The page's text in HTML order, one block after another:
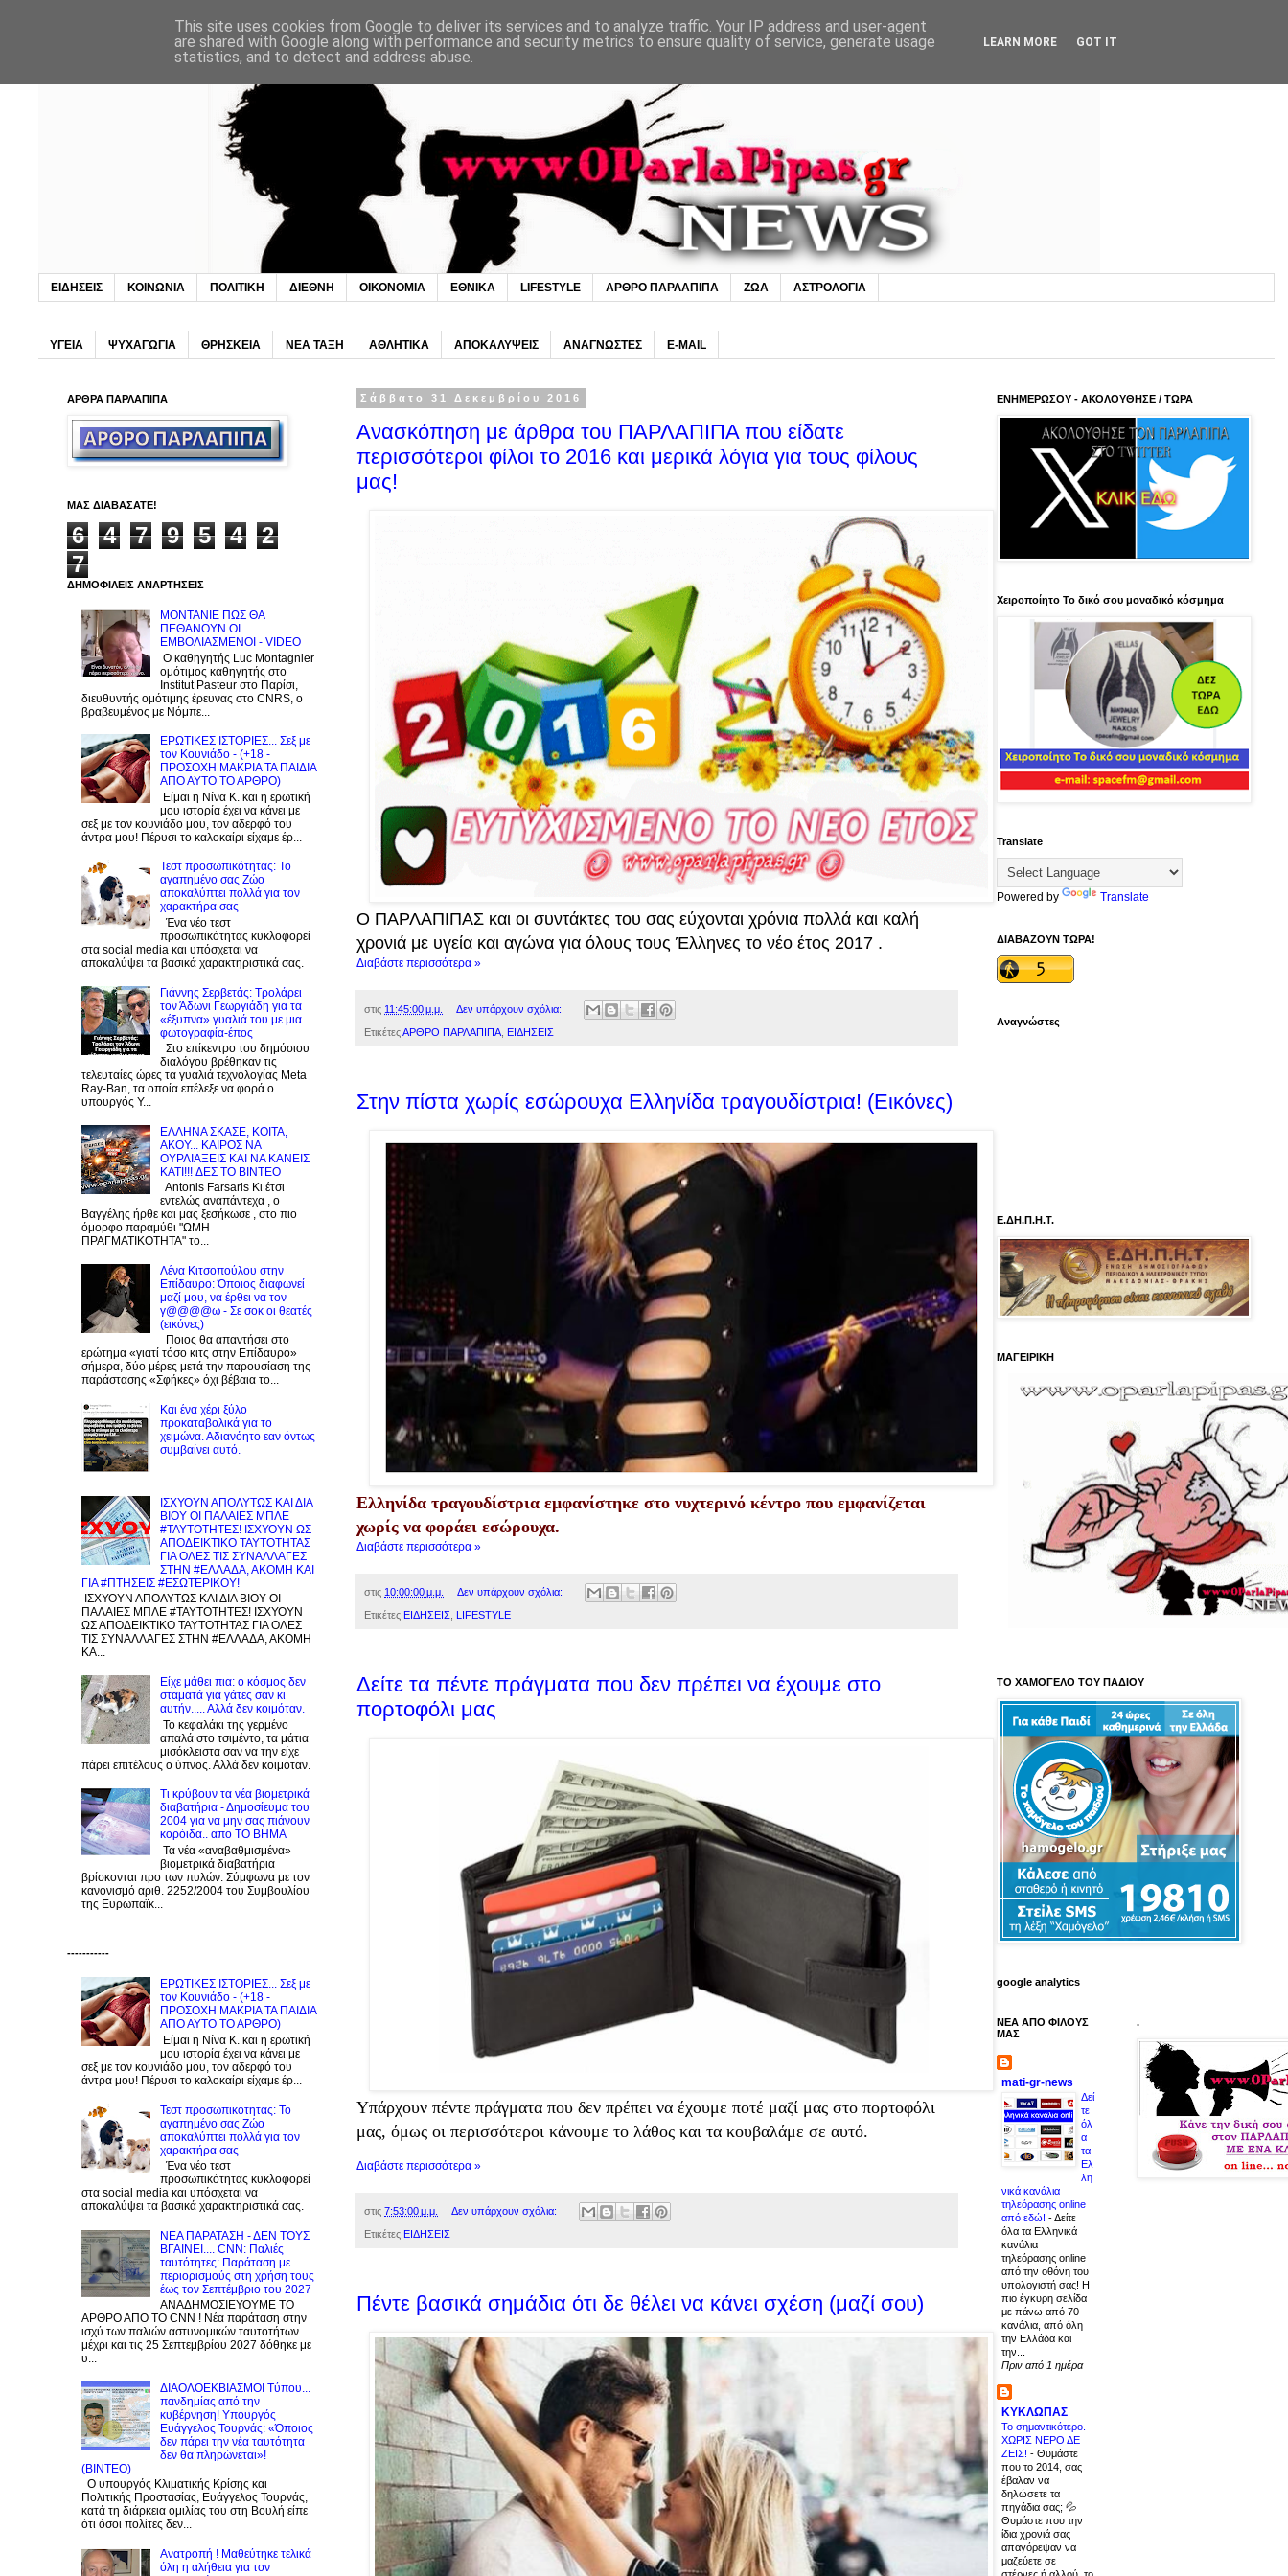
ΕΙΔΗΣΕΙΣ ΚΟΙΝΩΝΙΑ ΠΟΛΙΤΙΚΗ ΔΙΕΘΝΗ ΟΙΚΟΝΟΜΙΑ ΕΘΝΙΚΑ LIFESTYLE ΑΡΘΡΟ ΠΑΡΛΑΠΙΠΑ ΖΩΑ ΑΣΤΡΟΛΟΓΙΑ
ΥΓΕΙΑ ΨΥΧΑΓΩΓΙΑ ΘΡΗΣΚΕΙΑ ΝΕΑ ΤΑΞΗ ΑΘΛΗΤΙΚΑ ΑΠΟΚΑΛΥΨΕΙΣ ΑΝΑΓΝΩΣΤΕΣ E-MAIL
Σάββατο 31 Δεκεμβρίου 2016
Ανασκόπηση με άρθρα του ΠΑΡΛΑΠΙΠΑ που είδατε
περισσότεροι φίλοι το 2016 και μερικά λόγια για τους φίλους
μας!
Ο ΠΑΡΛΑΠΙΠΑΣ και οι συντάκτες του σας εύχονται χρόνια πολλά και καλή
χρονιά με υγεία και αγώνα για όλους τους Έλληνες το νέο έτος 2017 .
Διαβάστε περισσότερα »
στις 11:45:00 μ.μ. Δεν υπάρχουν σχόλια:
ΕτικέτεςΑΡΘΡΟ ΠΑΡΛΑΠΙΠΑ ΕΙΔΗΣΕΙΣ
Στην πίστα χωρίς εσώρουχα Ελληνίδα τραγουδίστρια! (Εικόνες)
Ελληνίδα τραγουδίστρια εμφανίστηκε στο νυχτερινό κέντρο που εμφανίζεται
χωρίς να φοράει εσώρουχα.
Διαβάστε περισσότερα »
στις 10:00:00 μ.μ. Δεν υπάρχουν σχόλια:
Ετικέτες ΕΙΔΗΣΕΙΣ, LIFESTYLE
Δείτε τα πέντε πράγματα που δεν πρέπει να έχουμε στο
πορτοφόλι μας
Υπάρχουν πέντε πράγματα που δεν πρέπει να έχουμε ποτέ μαζί μας στο πορτοφόλι
μας, όμως οι περισσότεροι κάνουμε το λάθος και τα κουβαλάμε σε αυτό.
Διαβάστε περισσότερα »
στις 7:53:00 μ.μ. Δεν υπάρχουν σχόλια:
Ετικέτες ΕΙΔΗΣΕΙΣ
Πέντε βασικά σημάδια ότι δε θέλει να κάνει σχέση (μαζί σου)
ΑΡΘΡΑ ΠΑΡΛΑΠΙΠΑ
ΜΑΣ ΔΙΑΒΑΣΑΤΕ!
6 4 7 9 5 4
2
7
ΔΗΜΟΦΙΛΕΙΣ ΑΝΑΡΤΗΣΕΙΣ
ΜΟΝΤΑΝΙΕ ΠΩΣ ΘΑ
ΠΕΘΑΝΟΥΝ ΟΙ
ΕΜΒΟΛΙΑΣΜΕΝΟΙ - VIDEO
Ο καθηγητής Luc Montagnier
ομότιμος καθηγητής στο
Institut Pasteur στο Παρίσι,
διευθυντής ομότιμης έρευνας στο CNRS, o
βραβευμένος με Νόμπε...
ΕΡΩΤΙΚΕΣ ΙΣΤΟΡΙΕΣ... Σεξ με
τον Kουνιάδο - (+18 -
ΠΡΟΣΟΧΗ ΜΑΚΡΙΑ ΤΑ ΠΑΙΔΙΑ
ΑΠΟ ΑΥΤΟ ΤΟ ΑΡΘΡΟ)
Είμαι η Νίνα Κ. και η ερωτική
μου ιστορία έχει να κάνει με
σεξ με τον κουνιάδο μου, τον αδερφό του
άντρα μου! Πέρυσι το καλοκαίρι είχαμε έρ...
Τεστ προσωπικότητας: Το
αγαπημένο σας Zώο
αποκαλύπτει πολλά για τον
χαρακτήρα σας
Ένα νέο τεστ
προσωπικότητας κυκλοφορεί
στα social media και υπόσχεται να
αποκαλύψει τα βασικά χαρακτηριστικά σας.
Γιάννης Σερβετάς: Τρολάρει
τον Άδωνι Γεωργιάδη για τα
«έξυπνα» γυαλιά του με μια
φωτογραφία-έπος
Στο επίκεντρο του δημόσιου
διαλόγου βρέθηκαν τις
τελευταίες ώρες τα γυαλιά τεχνολογίας Meta
Ray-Ban, τα οποία επέλεξε να φορά ο
υπουργός Υ...
EΛΛΗΝΑ ΣΚΑΣΕ, ΚΟΙΤΑ,
ΑΚΟΥ... ΚΑΙΡΟΣ ΝΑ
ΟΥΡΛIAΞΕΙΣ ΚΑΙ ΝΑ ΚΑΝΕΙΣ
KATI!!! ΔΕΣ TO BINTEO
Antonis Farsaris Κι έτσι
εντελώς αναπάντεχα , ο
Βαγγέλης ήρθε και μας ξεσήκωσε , στο πιο
όμορφο παραμύθι "ΩΜΗ
ΠΡΑΓΜΑΤΙΚΟΤΗΤΑ" το...
Λένα Κιτσοπούλου στην
Επίδαυρο: Όποιος διαφωνεί
μαζί μου, να έρθει να τον
γ@@@@ω - Σε σοκ οι θεατές
(εικόνες)
Ποιος θα απαντήσει στο
ερώτημα «γιατί τόσο κιτς στην Επίδαυρο»
σήμερα, δύο μέρες μετά την παρουσίαση της
παράστασης «Σφήκες» όχι βέβαια το...
Και ένα χέρι ξύλο
προκαταβολικά για το
χειμώνα. Αδιανόητο εαν όντως
συμβαίνει αυτό.
ΙΣΧΥΟΥΝ ΑΠΟΛΥΤΩΣ ΚΑΙ ΔΙΑ
ΒΙΟΥ ΟΙ ΠΑΛΑΙΕΣ ΜΠΛΕ
#ΤΑΥΤΟΤΗΤΕΣ! ΙΣΧΥΟΥΝ ΩΣ
ΑΠΟΔΕΙΚΤΙΚΟ ΤΑΥΤΟΤΗΤΑΣ
ΓΙΑ ΟΛΕΣ ΤΙΣ ΣΥΝΑΛΛΑΓΕΣ
ΣΤΗΝ #ΕΛΛΑΔΑ, ΑΚΟΜΗ ΚΑΙ
ΓΙΑ #ΠΤΗΣΕΙΣ #ΕΣΩΤΕΡΙΚΟΥ!
ΙΣΧΥΟΥΝ ΑΠΟΛΥΤΩΣ ΚΑΙ ΔΙΑ ΒΙΟΥ ΟΙ
ΠΑΛΑΙΕΣ ΜΠΛΕ #ΤΑΥΤΟΤΗΤΕΣ! ΙΣΧΥΟΥΝ
ΩΣ ΑΠΟΔΕΙΚΤΙΚΟ ΤΑΥΤΟΤΗΤΑΣ ΓΙΑ ΟΛΕΣ
ΤΙΣ ΣΥΝΑΛΛΑΓΕΣ ΣΤΗΝ #ΕΛΛΑΔΑ, ΑΚΟΜΗ
ΚΑ...
Είχε μάθει πια: ο κόσμος δεν
σταματά για γάτες σαν κι
αυτήν..... Αλλά δεν κοιμόταν.
Το κεφαλάκι της γερμένο
απαλά στο τσιμέντο, τα μάτια
μισόκλειστα σαν να την είχε
πάρει επιτέλους ο ύπνος. Αλλά δεν κοιμόταν.
Τι κρύβουν τα νέα βιομετρικά
διαβατήρια - Δημοσίευμα του
2004 για να μην σας πιάνουν
κορόιδα.. απο ΤΟ ΒΗΜΑ
Τα νέα «αναβαθμισμένα»
βιομετρικά διαβατήρια
βρίσκονται προ των πυλών. Σύμφωνα με τον
κανονισμό αριθ. 2252/2004 του Συμβουλίου
της Ευρωπαϊκ...
-----------
ΕΡΩΤΙΚΕΣ ΙΣΤΟΡΙΕΣ... Σεξ με
τον Kουνιάδο - (+18 -
ΠΡΟΣΟΧΗ ΜΑΚΡΙΑ ΤΑ ΠΑΙΔΙΑ
ΑΠΟ ΑΥΤΟ ΤΟ ΑΡΘΡΟ)
Είμαι η Νίνα Κ. και η ερωτική
μου ιστορία έχει να κάνει με
σεξ με τον κουνιάδο μου, τον αδερφό του
άντρα μου! Πέρυσι το καλοκαίρι είχαμε έρ...
Τεστ προσωπικότητας: Το
αγαπημένο σας Zώο
αποκαλύπτει πολλά για τον
χαρακτήρα σας
Ένα νέο τεστ
προσωπικότητας κυκλοφορεί
στα social media και υπόσχεται να
αποκαλύψει τα βασικά χαρακτηριστικά σας.
NEA ΠΑΡΑΤΑΣΗ - ΔΕΝ ΤΟΥΣ
ΒΓΑΙΝΕΙ.... CNN: Παλιές
ταυτότητες: Παράταση με
περιορισμούς στη χρήση τους
έως τον Σεπτέμβριο του 2027
ΑΝΑΔΗΜΟΣΙΕΥΟΥΜΕ ΤΟ
ΑΡΘΡΟ ΑΠΟ ΤΟ CNN ! Νέα παράταση στην
ισχύ των παλιών αστυνομικών ταυτοτήτων
μέχρι και τις 25 Σεπτεμβρίου 2027 δόθηκε με
υ...
ΔΙΑΟΛΟΕΚΒΙΑΣΜΟΙ Tύπου...
πανδημίας από την
κυβέρνηση! Υπουργός
Ευάγγελος Τουρνάς: «Όποιος
δεν πάρει την νέα ταυτότητα
δεν θα πληρώνεται»!
(BINTEO)
Ο υπουργός Κλιματικής Κρίσης και
Πολιτικής Προστασίας, Ευάγγελος Τουρνάς,
κατά τη διάρκεια ομιλίας του στη Βουλή είπε
ότι όσοι πολίτες δεν...
Ανατροπή ! Mαθεύτηκε τελικά
όλη η αλήθεια για τον
ΕΝΗΜΕΡΩΣΟΥ - ΑΚΟΛΟΥΘΗΣΕ / ΤΩΡΑ
Χειροποίητο Το δικό σου μοναδικό κόσμημα
Translate
Powered by Translate
ΔΙΑΒΑΖΟΥΝ ΤΩΡΑ!
Αναγνώστες
Ε.ΔΗ.Π.Η.Τ.
ΜΑΓΕΙΡΙΚΗ
ΤΟ ΧΑΜΟΓΕΛΟ ΤΟΥ ΠΑΔΙΟΥ
google analytics
ΝΕΑ ΑΠΟ ΦΙΛΟΥΣ
ΜΑΣ
mati-gr-news
Δεί
τε
όλ
α
τα
Ελ
λη
νικά κανάλια
τηλεόρασης online
από εδώ! -Δείτε
όλα τα Ελληνικά
κανάλια
τηλεόρασης online
από την οθόνη του
υπολογιστή σας! Η
πιο έγκυρη σελίδα
με πάνω από 70
κανάλια, από όλη
την Ελλάδα και
την...
Πριν από 1 ημέρα
ΚΥΚΛΩΠΑΣ
Το σημαντικότερο.
ΧΩΡΙΣ ΝΕΡΟ ΔΕ
ΖΕΙΣ! - Θυμάστε
που το 2014, σας
έβαλαν να
δηλώσετε τα
πηγάδια σας; 💦
Θυμάστε που την
ίδια χρονιά σας
απαγόρεψαν να
μαζεύετε σε
.
This site uses cookies from Google to deliver its services and to analyze traffic. Your IP address and user-agent
are shared with Google along with performance and security metrics to ensure quality of service, generate usage
statistics, and to detect and address abuse.
LEARN MORE GOT IT